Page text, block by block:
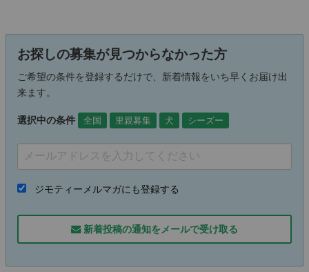
お探しの募集が見つからなかった方
ご希望の条件を登録するだけで、新着情報をいち早くお届け出
来ます。
選択中の条件 全国 里親募集 犬 シーズー
ジモティーメルマガにも登録する
新着投稿の通知をメールで受け取る